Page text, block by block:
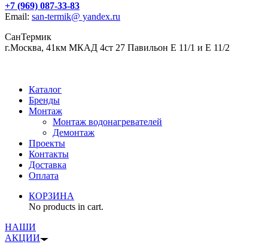
+7 (969) 087-33-83
Email: san-termik@ yandex.ru
СанТермик
г.Москва, 41км МКАД 4ст 27 Павильон Е 11/1 и Е 11/2
Каталог
Бренды
Монтаж
Монтаж водонагревателей
Демонтаж
Проекты
Контакты
Доставка
Оплата
КОРЗИНА
No products in cart.
НАШИ
АКЦИИ